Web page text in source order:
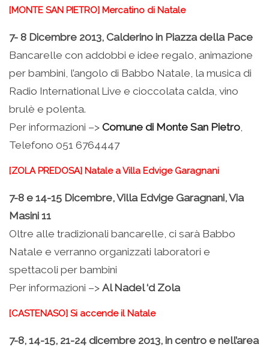
[MONTE SAN PIETRO] Mercatino di Natale
7- 8 Dicembre 2013, Calderino in Piazza della Pace
Bancarelle con addobbi e idee regalo, animazione
per bambini, l’angolo di Babbo Natale, la musica di
Radio International Live e cioccolata calda, vino
brulè e polenta.
Per informazioni –> Comune di Monte San Pietro
Telefono 051 6764447
[ZOLA PREDOSA] Natale a Villa Edvige Garagnani
7-8 e 14-15 Dicembre, Villa Edvige Garagnani, Via
Masini 11
Oltre alle tradizionali bancarelle, ci sarà Babbo
Natale e verranno organizzati laboratori e
spettacoli per bambini
Per informazioni –> Al Nadel ‘d Zola
[CASTENASO] Si accende il Natale
7-8, 14-15, 21-24 dicembre 2013, in centro e nell’area